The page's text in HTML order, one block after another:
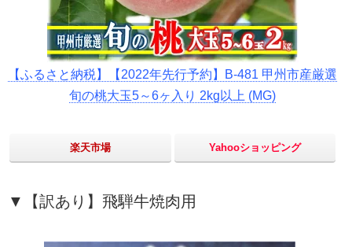
【ふるさと納税】【2022年先行予約】B-481 甲州市産厳選
旬の桃大玉5～6ヶ入り 2kg以上 (MG)
楽天市場 Yahooショッピング
▼【訳あり】飛騨牛焼肉用